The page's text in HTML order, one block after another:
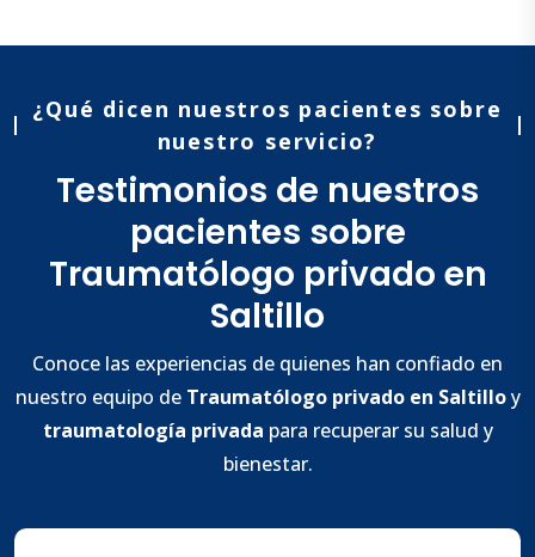
¿Qué dicen nuestros pacientes sobre
nuestro servicio?
Testimonios de nuestros
pacientes sobre
Traumatólogo privado en
Saltillo
Conoce las experiencias de quienes han confiado en
nuestro equipo de Traumatólogo privado en Saltilloy
traumatología privada para recuperar su salud y
bienestar.